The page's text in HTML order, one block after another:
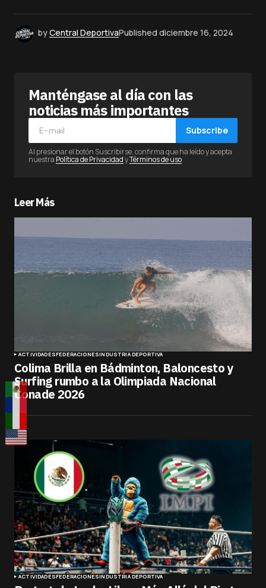
byCentral DeportivaPublished diciembre 16, 2024
Manténgase al día con las
noticias más importantes
Subscribe
Al presionar el botón Suscribirse, confirma que ha leído y acepta
nuestra Política de PrivacidadyTérminos de uso
Leer Más
ACTIVIDADESFEDERACIONESINDUSTRIA DEPORTIVA
Colima Brilla en Bádminton, Baloncesto y
Surfing rumbo a la Olimpiada Nacional
Conade 2026
ACTIVIDADESFEDERACIONESINDUSTRIA DEPORTIVA